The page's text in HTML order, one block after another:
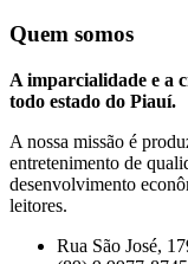
Quem somos
A imparcialidade e a
todo estado do Piauí.
A nossa missão é
entretenimento de
desenvolvimento
leitores.
Rua São José,